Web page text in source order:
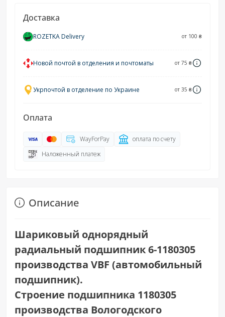
Доставка
ROZETKA Delivery от 100 ₴
Новой почтой в отделения и почтоматы от 75 ₴
Укрпочтой в отделение по Украине от 35 ₴
Оплата
WayForPay
оплата по счету
Наложенный платеж
Описание
Шариковый однорядный
радиальный подшипник 6-1180305
производства VBF (автомобильный
подшипник).
Строение подшипника 1180305
производства Вологодского